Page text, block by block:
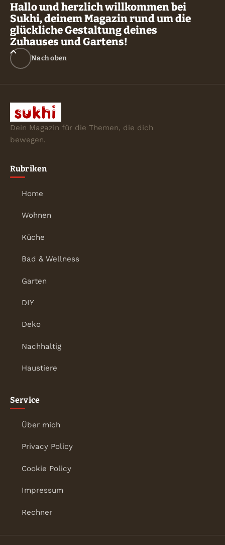
Hallo und herzlich willkommen bei
Sukhi, deinem Magazin rund um die
glückliche Gestaltung deines
Zuhauses und Gartens!
Nach oben
Dein Magazin für die Themen, die dich
bewegen.
Rubriken
Home
Wohnen
Küche
Bad & Wellness
Garten
DIY
Deko
Nachhaltig
Haustiere
Service
Über mich
Privacy Policy
Cookie Policy
Impressum
Rechner